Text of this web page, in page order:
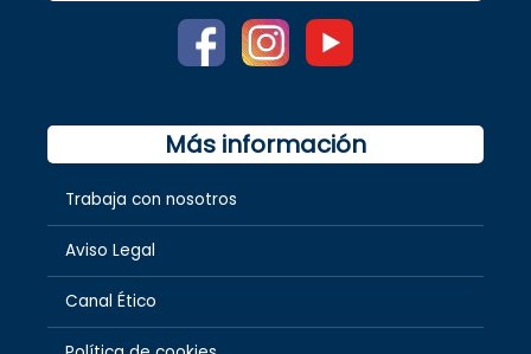
Más información
Trabaja con nosotros
Aviso Legal
Canal Ético